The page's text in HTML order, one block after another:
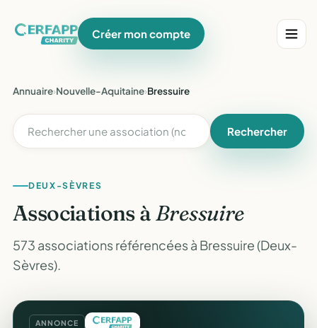
Créer mon compte
Annuaire›Nouvelle-Aquitaine›Bressuire
Rechercher
DEUX-SÈVRES
Associations àBressuire
573 associations référencées à Bressuire (Deux-
Sèvres).
ANNONCE